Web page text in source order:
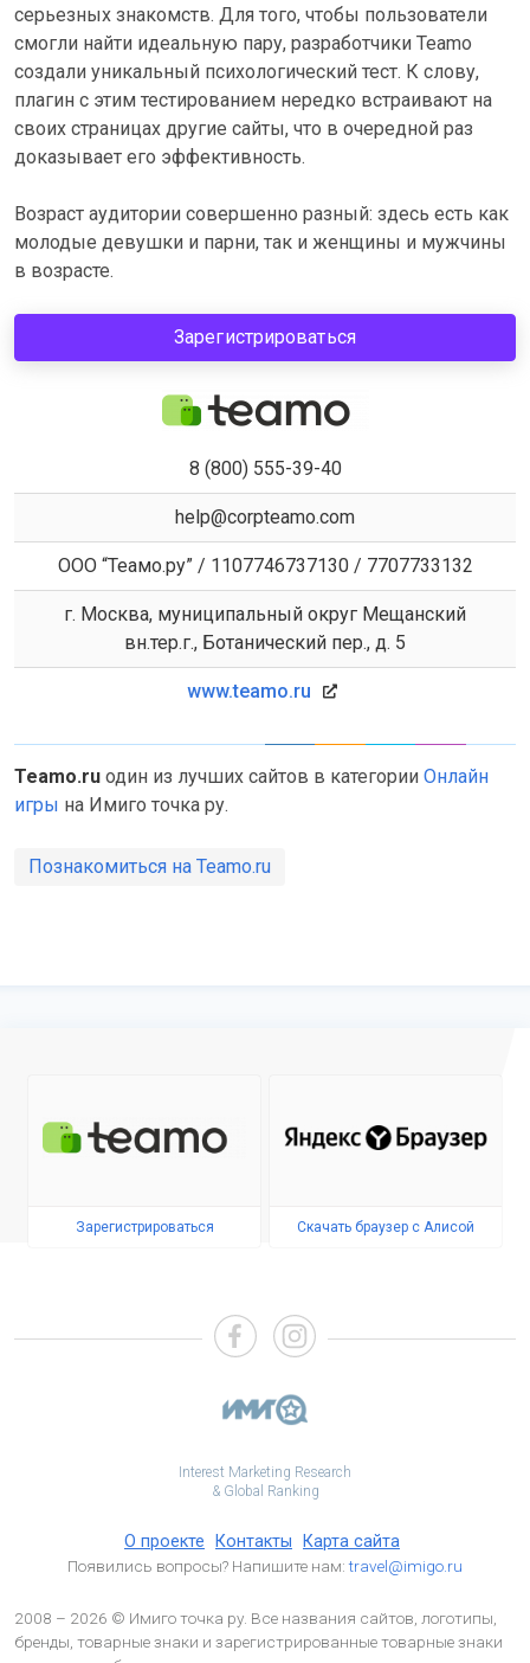
серьезных знакомств. Для того, чтобы пользователи
смогли найти идеальную пару, разработчики Teamo
создали уникальный психологический тест. К слову,
плагин с этим тестированием нередко встраивают на
своих страницах другие сайты, что в очередной раз
доказывает его эффективность.
Возраст аудитории совершенно разный: здесь есть как
молодые девушки и парни, так и женщины и мужчины
в возрасте.
Зарегистрироваться
8 (800) 555-39-40
help@corpteamo.com
ООО “Теамо.ру” / 1107746737130 / 7707733132
г. Москва, муниципальный округ Мещанский
вн.тер.г., Ботанический пер., д. 5
www.teamo.ru
Teamo.ru один из лучших сайтов в категории Онлайн
игры на Имиго точка ру.
Познакомиться на Teamo.ru
Зарегистрироваться Скачать браузер с Алисой
Interest Marketing Research
& Global Ranking
О проекте Контакты Карта сайта
Появились вопросы? Напишите нам:travel@imigo.ru
2008 – 2026 © Имиго точка ру. Все названия сайтов, логотипы,
бренды, товарные знаки и зарегистрированные товарные знаки